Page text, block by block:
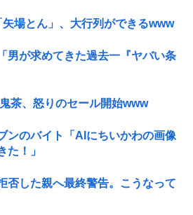
矢場とん」、大行列ができるwww
男が求めてきた過去一『ヤバい条
茶、怒りのセール開始www
ンのバイト「AIにちいかわの画像
！」
否した親へ最終警告。こうなって